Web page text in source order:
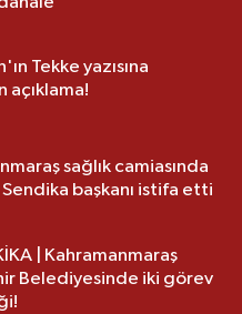
Tekke yazısına
açıklama!
sağlık camiasında
başkanı istifa etti
| Kahramanmaraş
Belediyesinde iki görev